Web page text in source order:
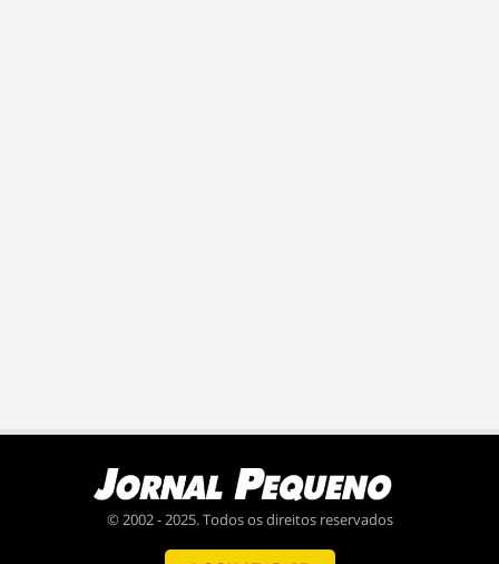
© 2002 - 2025. Todos os direitos reservados